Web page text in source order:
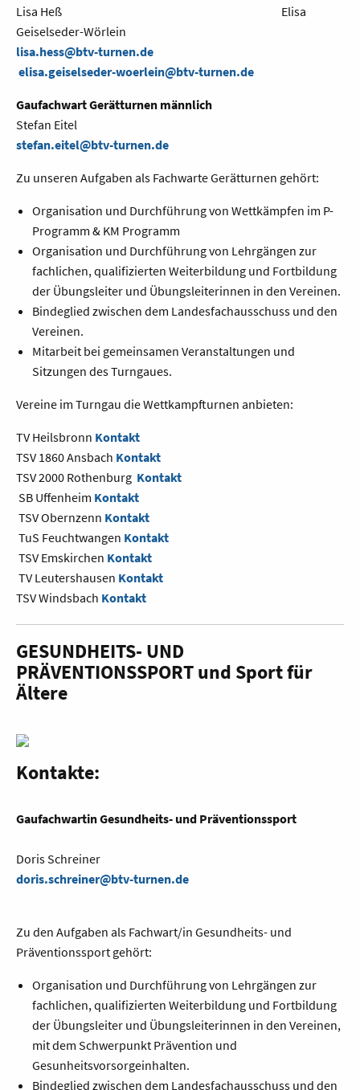
Lisa Heß Elisa
Geiselseder-Wörlein
lisa.hess@btv-turnen.de
elisa.geiselseder-woerlein@btv-turnen.de
Gaufachwart Gerätturnen männlich
Stefan Eitel
stefan.eitel@btv-turnen.de
Zu unseren Aufgaben als Fachwarte Gerätturnen gehört:
Organisation und Durchführung von Wettkämpfen im P-
Programm & KM Programm
Organisation und Durchführung von Lehrgängen zur
fachlichen, qualifizierten Weiterbildung und Fortbildung
der Übungsleiter und Übungsleiterinnen in den Vereinen.
Bindeglied zwischen dem Landesfachausschuss und den
Vereinen.
Mitarbeit bei gemeinsamen Veranstaltungen und
Sitzungen des Turngaues.
Vereine im Turngau die Wettkampfturnen anbieten:
TV Heilsbronn Kontakt
TSV 1860 Ansbach Kontakt
TSV 2000 Rothenburg Kontakt
SB Uffenheim Kontakt
TSV Obernzenn Kontakt
TuS Feuchtwangen Kontakt
TSV Emskirchen Kontakt
TV Leutershausen Kontakt
TSV Windsbach Kontakt
GESUNDHEITS- UND
PRÄVENTIONSSPORT und Sport für
Ältere
Kontakte:
Gaufachwartin Gesundheits- und Präventionssport
Doris Schreiner
doris.schreiner@btv-turnen.de
Zu den Aufgaben als Fachwart/in Gesundheits- und
Präventionssport gehört:
Organisation und Durchführung von Lehrgängen zur
fachlichen, qualifizierten Weiterbildung und Fortbildung
der Übungsleiter und Übungsleiterinnen in den Vereinen,
mit dem Schwerpunkt Prävention und
Gesunheitsvorsorgeinhalten.
Bindeglied zwischen dem Landesfachausschuss und den